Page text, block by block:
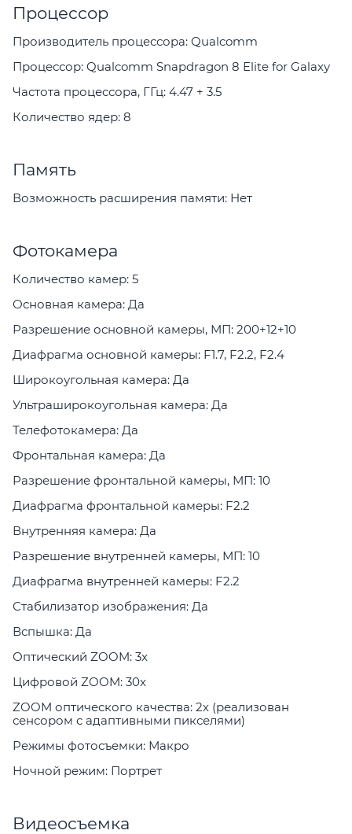
Процессор
Производитель процессора: Qualcomm
Процессор: Qualcomm Snapdragon 8 Elite for Galaxy
Частота процессора, ГГц: 4.47 + 3.5
Количество ядер: 8
Память
Возможность расширения памяти: Нет
Фотокамера
Количество камер: 5
Основная камера: Да
Разрешение основной камеры, МП: 200+12+10
Диафрагма основной камеры: F1.7, F2.2, F2.4
Широкоугольная камера: Да
Ультраширокоугольная камера: Да
Телефотокамера: Да
Фронтальная камера: Да
Разрешение фронтальной камеры, МП: 10
Диафрагма фронтальной камеры: F2.2
Внутренняя камера: Да
Разрешение внутренней камеры, МП: 10
Диафрагма внутренней камеры: F2.2
Стабилизатор изображения: Да
Вспышка: Да
Оптический ZOOM: 3x
Цифровой ZOOM: 30x
ZOOM оптического качества: 2х (реализован
сенсором с адаптивными пикселями)
Режимы фотосъемки: Макро
Ночной режим: Портрет
Видеосъемка